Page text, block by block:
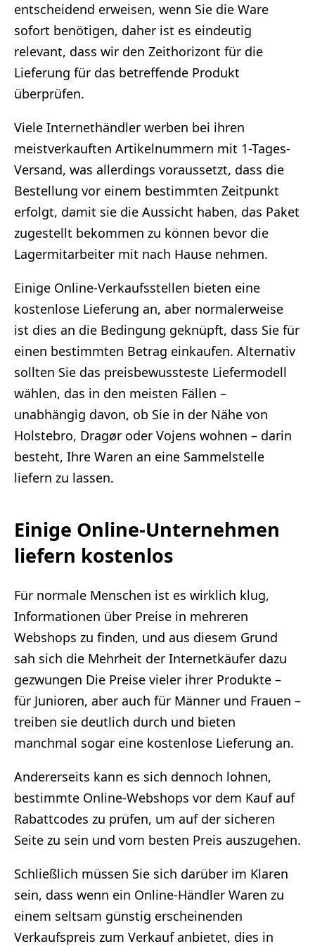
entscheidend erweisen, wenn Sie die Ware
sofort benötigen, daher ist es eindeutig
relevant, dass wir den Zeithorizont für die
Lieferung für das betreffende Produkt
überprüfen.
Viele Internethändler werben bei ihren
meistverkauften Artikelnummern mit 1-Tages-
Versand, was allerdings voraussetzt, dass die
Bestellung vor einem bestimmten Zeitpunkt
erfolgt, damit sie die Aussicht haben, das Paket
zugestellt bekommen zu können bevor die
Lagermitarbeiter mit nach Hause nehmen.
Einige Online-Verkaufsstellen bieten eine
kostenlose Lieferung an, aber normalerweise
ist dies an die Bedingung geknüpft, dass Sie für
einen bestimmten Betrag einkaufen. Alternativ
sollten Sie das preisbewussteste Liefermodell
wählen, das in den meisten Fällen –
unabhängig davon, ob Sie in der Nähe von
Holstebro, Dragør oder Vojens wohnen – darin
besteht, Ihre Waren an eine Sammelstelle
liefern zu lassen.
Einige Online-Unternehmen
liefern kostenlos
Für normale Menschen ist es wirklich klug,
Informationen über Preise in mehreren
Webshops zu finden, und aus diesem Grund
sah sich die Mehrheit der Internetkäufer dazu
gezwungen Die Preise vieler ihrer Produkte –
für Junioren, aber auch für Männer und Frauen –
treiben sie deutlich durch und bieten
manchmal sogar eine kostenlose Lieferung an.
Andererseits kann es sich dennoch lohnen,
bestimmte Online-Webshops vor dem Kauf auf
Rabattcodes zu prüfen, um auf der sicheren
Seite zu sein und vom besten Preis auszugehen.
Schließlich müssen Sie sich darüber im Klaren
sein, dass wenn ein Online-Händler Waren zu
einem seltsam günstig erscheinenden
Verkaufspreis zum Verkauf anbietet, dies in